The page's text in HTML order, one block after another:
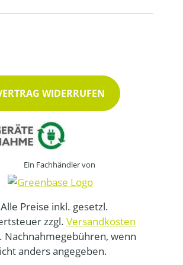
WIDERRUFEN
Ein Fachhändler von
Preise inkl. gesetzl.
zzgl. Versandkosten
Nachnahmegebühren, wenn
anders angegeben.